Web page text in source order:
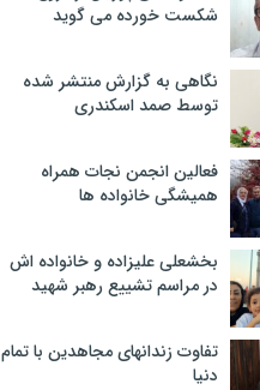
شکست خورده می گوید
نگاهی به گزارش منتشر شده
توسط صمد اسکندری
فعالین انجمن نجات همراه
همیشگی خانواده ها
بخشعلی علیزاده و خانواده اش
در مراسم تشییع رهبر شهید
تفاوت زندانهای مجاهدین با تمام
دنیا